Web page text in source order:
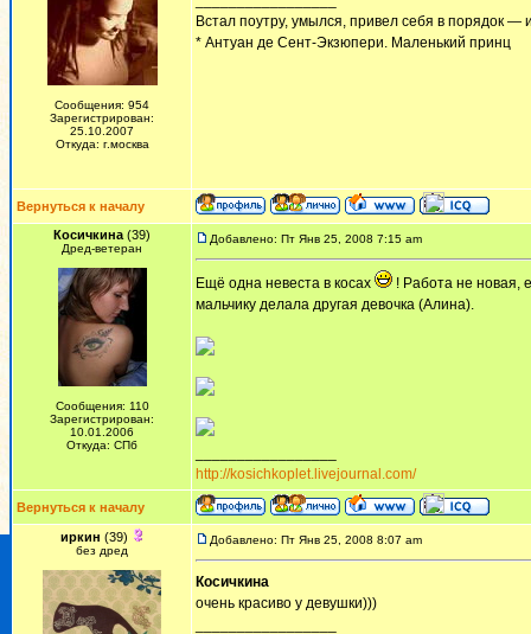
Сообщения: 954
Зарегистрирован:
25.10.2007
Откуда: г.москва
Встал поутру, умылся, привел себя в порядок —
* Антуан де Сент-Экзюпери. Маленький принц
Вернуться к началу
Косичкина (39)
Дред-ветеран
Сообщения: 110
Зарегистрирован:
10.01.2006
Откуда: СПб
Добавлено: Пт Янв 25, 2008 7:15 am
Ещё одна невеста в косах
! Работа не новая,
мальчику делала другая девочка (Алина).
http://kosichkoplet.livejournal.com/
Вернуться к началу
иркин (39)
без дред
Добавлено: Пт Янв 25, 2008 8:07 am
Косичкина
очень красиво у девушки)))